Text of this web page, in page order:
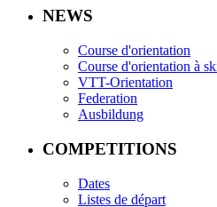
NEWS
Course d'orientation
Course d'orientation à
VTT-Orientation
Federation
Ausbildung
COMPETITIONS
Dates
Listes de départ